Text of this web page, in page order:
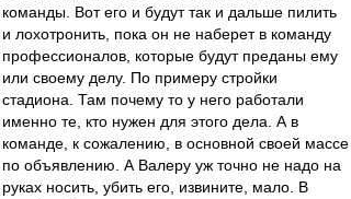
команды. Вот его и будут так и дальше пилить
и лохотронить, пока он не наберет в команду
профессионалов, которые будут преданы ему
или своему делу. По примеру стройки
стадиона. Там почему то у него работали
именно те, кто нужен для этого дела. А в
команде, к сожалению, в основной своей массе
по объявлению. А Валеру уж точно не надо на
руках носить, убить его, извините, мало. В